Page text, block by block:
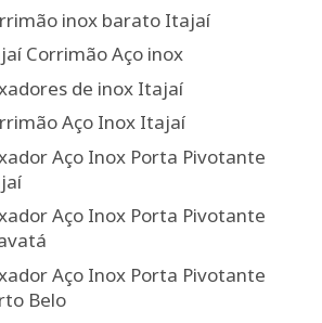
inox barato Itajaí
Corrimão Aço inox
de inox Itajaí
Aço Inox Itajaí
Aço Inox Porta Pivotante
Aço Inox Porta Pivotante
Aço Inox Porta Pivotante
Belo